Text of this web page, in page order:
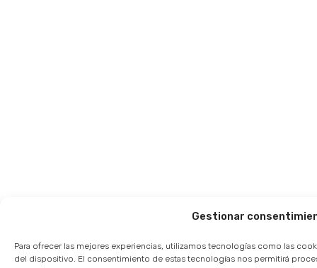
Gestionar
Para ofrecer las mejores experiencias, utilizamos tecnologías como las
del dispositivo. El consentimiento de estas tecnologías nos permitirá